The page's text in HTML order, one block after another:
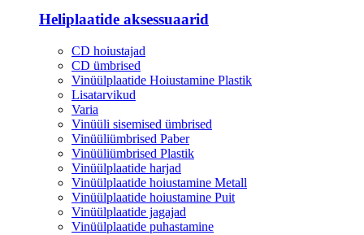
Heliplaatide aksessuaarid
CD hoiustajad
CD ümbrised
Vinüülplaatide Hoiustamine Plastik
Lisatarvikud
Varia
Vinüüli sisemised ümbrised
Vinüüliümbrised Paber
Vinüüliümbrised Plastik
Vinüülplaatide harjad
Vinüülplaatide hoiustamine Metall
Vinüülplaatide hoiustamine Puit
Vinüülplaatide jagajad
Vinüülplaatide puhastamine